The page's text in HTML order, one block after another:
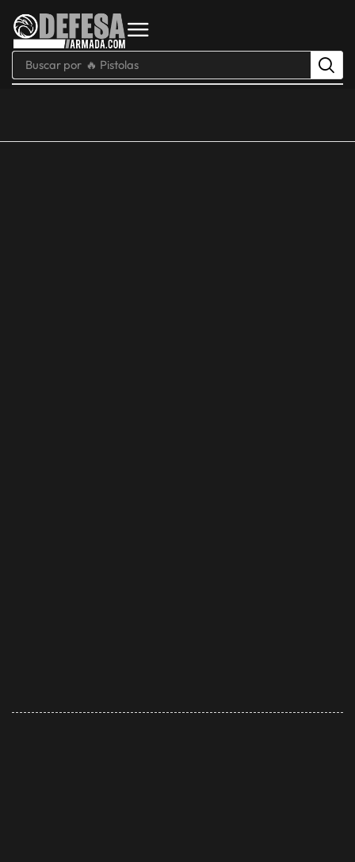
Buscar por 🔥 Pistolas